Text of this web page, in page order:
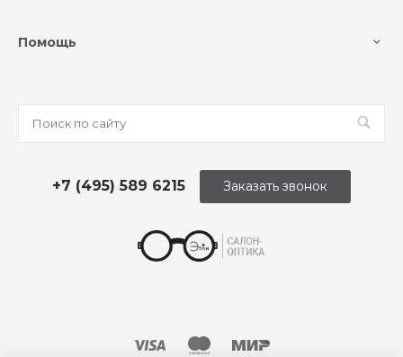
Помощь
+7 (495) 589 6215 Заказать звонок